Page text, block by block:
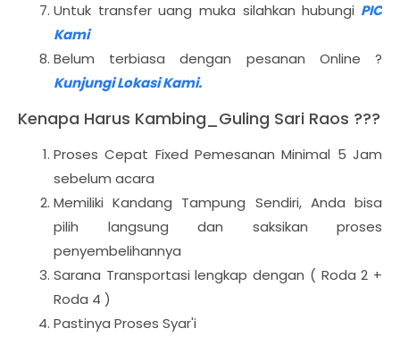
Untuk transfer uang muka silahkan hubungi PIC
Kami
Belum terbiasa dengan pesanan Online ?
Kunjungi Lokasi Kami.
Kenapa Harus Kambing_Guling Sari Raos ???
Proses Cepat Fixed Pemesanan Minimal 5 Jam
sebelum acara
Memiliki Kandang Tampung Sendiri, Anda bisa
pilih langsung dan saksikan proses
penyembelihannya
Sarana Transportasi lengkap dengan ( Roda 2 +
Roda 4 )
Pastinya Proses Syar'i